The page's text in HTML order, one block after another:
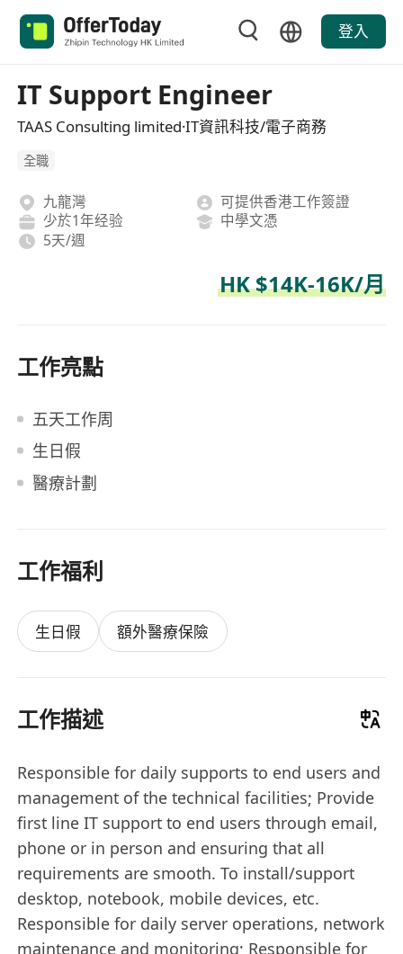
登入
IT Support Engineer
TAAS Consulting limited·IT資訊科技/電子商務
全職
九龍灣
可提供香港工作簽證
少於1年经验
中學文憑
5天/週
HK $14K-16K/月
工作亮點
五天工作周
生日假
醫療計劃
工作福利
生日假 額外醫療保險
工作描述
Responsible for daily supports to end users and
management of the technical facilities; Provide
first line IT support to end users through email,
phone or in person and ensuring that all
requirements are smooth. To install/support
desktop, notebook, mobile devices, etc.
Responsible for daily server operations, network
maintenance and monitoring; Responsible for